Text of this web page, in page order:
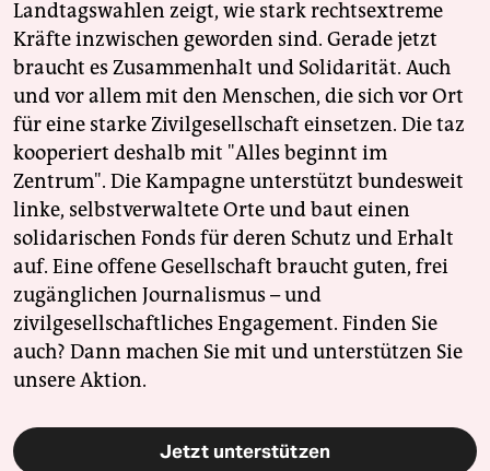
Landtagswahlen zeigt, wie stark rechtsextreme
Kräfte inzwischen geworden sind. Gerade jetzt
braucht es Zusammenhalt und Solidarität. Auch
und vor allem mit den Menschen, die sich vor Ort
für eine starke Zivilgesellschaft einsetzen. Die taz
kooperiert deshalb mit "Alles beginnt im
Zentrum". Die Kampagne unterstützt bundesweit
linke, selbstverwaltete Orte und baut einen
solidarischen Fonds für deren Schutz und Erhalt
auf. Eine offene Gesellschaft braucht guten, frei
zugänglichen Journalismus – und
zivilgesellschaftliches Engagement. Finden Sie
auch? Dann machen Sie mit und unterstützen Sie
unsere Aktion.
Jetzt unterstützen